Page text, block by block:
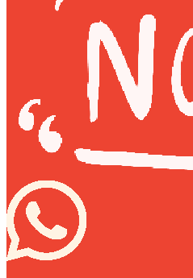
Planty Mauritius
Save A Sail
Sesame Moris
Sunniva
The Sock Trader
The Kreol Republic